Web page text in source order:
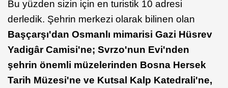
Bu yüzden sizin için en turistik 10 adresi
derledik. Şehrin merkezi olarak bilinen olan
Başçarşı'dan Osmanlı mimarisi Gazi Hüsrev
Yadigâr Camisi'ne; Svrzo'nun Evi'nden
şehrin önemli müzelerinden Bosna Hersek
Tarih Müzesi'ne ve Kutsal Kalp Katedrali'ne,